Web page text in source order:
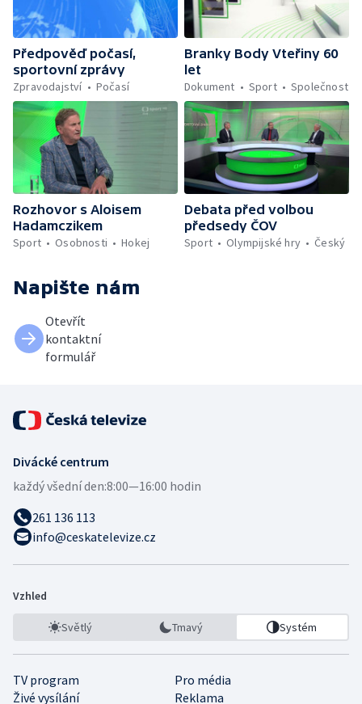
Předpověď počasí,
sportovní zprávy
Zpravodajství
Počasí
Branky Body Vteřiny 60
let
Dokument
Sport Společnost
Rozhovor s Aloisem
Hadamczikem
Sport
Osobnosti Hokej
Debata před volbou
předsedy ČOV
Sport
Olympijské hry Český
Napište nám
Otevřít
kontaktní
formulář
Divácké centrum
každý všední den:8:00—16:00 hodin
261 136 113
info@ceskatelevize.cz
Vzhled
Světlý Tmavý Systém
TV program
Pro média
Živé vysílání
Reklama